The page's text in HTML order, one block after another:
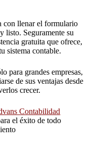
con llenar el formulario
listo. Seguramente su
gratuita que ofrece,
sistema contable.
para grandes empresas,
de sus ventajas desde
crecer.
Contabilidad